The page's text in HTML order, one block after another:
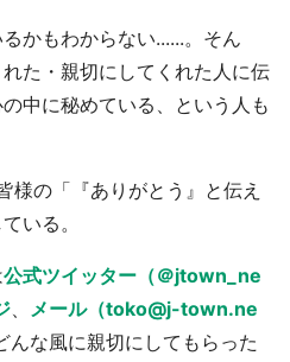
かもわからない......。そん
た・親切にしてくれた人に伝
中に秘めている、という人も
様の「『ありがとう』と伝え
いる。
公式ツイッター（＠jtown_ne
、 メール（toko@j-town.ne
んな風に親切にしてもらった